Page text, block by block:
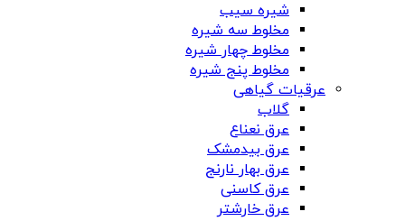
شیره سیب
مخلوط سه شیره
مخلوط چهار شیره
مخلوط پنج شیره
عرقیات گیاهی
گلاب
عرق نعناع
عرق بیدمشک
عرق بهار نارنج
عرق کاسنی
عرق خارشتر